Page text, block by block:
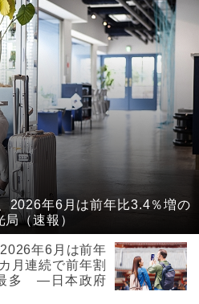
2026年6月は前年比3.4％増の
（速報）
年6月は前年
月連続で前年割
多 ―日本政府